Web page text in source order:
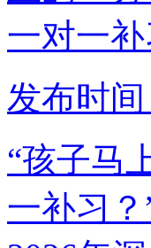
一对一
发布时间
“孩子马
一补习？